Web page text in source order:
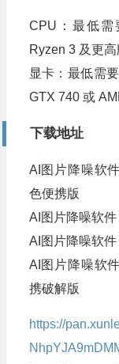
CPU：最低需
Ryzen 3 及更
显卡：最低需
GTX 740 或
下载地址
AI图片降噪软
色便携版
AI图片降噪软件
AI图片降噪软件
AI图片降噪软
携破解版
https://